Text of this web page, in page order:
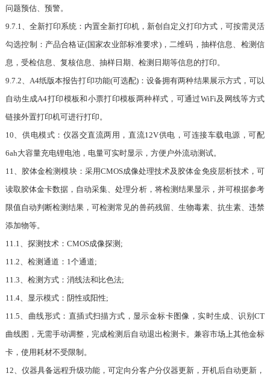
问题预估、预警。
9.7.1、全新打印系统：内置全新打印机，新创自定义打印方式，可按需灵活
勾选控制：产品合格证(国家农业部标准要求)，二维码，抽样信息、检测信
息，受检信息、复核信息、抽样日期、检测日期等信息的打印。
9.7.2、A4纸版本报告打印功能(可选配)：设备拥有两种结果展示方式，可以
自动生成A4打印模板和小票打印模板两种样式，可通过WiFi及网线等方式
链接外置打印机可进行打印。
10、供电模式：仪器交直流两用，直流12V供电，可连接车载电源，可配
6ah大容量充电锂电池，电量可实时显示，方便户外流动测试。
11、胶体金检测模块：采用CMOS成像处理技术及胶体金免疫层析技术，可
读取胶体金卡数据，自动采集、处理分析，将检测结果显示，并可根据参考
限值自动判断检测结果，可检测常见的兽药残留、生物毒素、抗生素、违禁
添加物等。
11.1、探测技术：CMOS成像探测;
11.2、检测通道：1个通道;
11.3、检测方式：消线法和比色法;
11.4、显示模式：阴性或阳性;
11.5、曲线形式：直插式扫描方式，显示金标卡图像，实时生成、识别CT
曲线图，无需手动调整，完成检测后自动退出检测卡。兼容市场上其他金标
卡，使用耗材不受限制。
12、仪器具备远程升级功能，可定向分客户分仪器更新，开机后自动更新，